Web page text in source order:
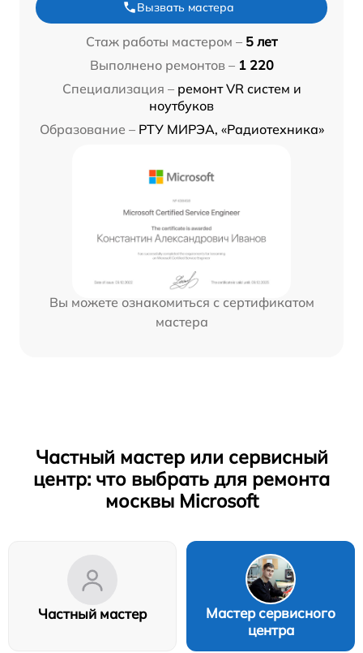
Вызвать мастера
Стаж работы мастером – 5 лет
Выполнено ремонтов – 1 220
Специализация – ремонт VR систем и
ноутбуков
Образование – РТУ МИРЭА, «Радиотехника»
Вы можете ознакомиться с сертификатом
мастера
Частный мастер или сервисный
центр: что выбрать для ремонта
москвы Microsoft
Частный мастер
Мастер сервисного
центра